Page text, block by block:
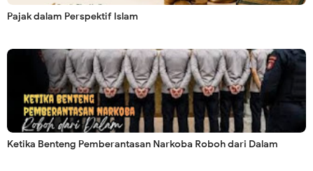
Pajak dalam Perspektif Islam
Ketika Benteng Pemberantasan Narkoba Roboh dari Dalam